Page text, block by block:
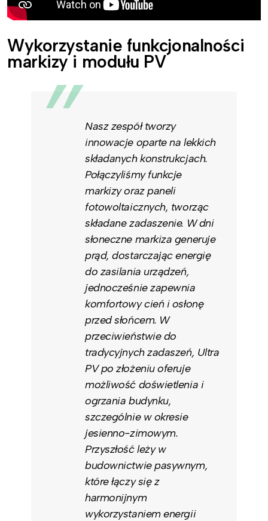
Wykorzystanie funkcjonalności
markizy i modułu PV
Nasz zespół tworzy
innowacje oparte na lekkich
składanych konstrukcjach.
Połączyliśmy funkcje
markizy oraz paneli
fotowoltaicznych, tworząc
składane zadaszenie. W dni
słoneczne markiza generuje
prąd, dostarczając energię
do zasilania urządzeń,
jednocześnie zapewnia
komfortowy cień i osłonę
przed słońcem. W
przeciwieństwie do
tradycyjnych zadaszeń, Ultra
PV po złożeniu oferuje
możliwość doświetlenia i
ogrzania budynku,
szczególnie w okresie
jesienno-zimowym.
Przyszłość leży w
budownictwie pasywnym,
które łączy się z
harmonijnym
wykorzystaniem energii